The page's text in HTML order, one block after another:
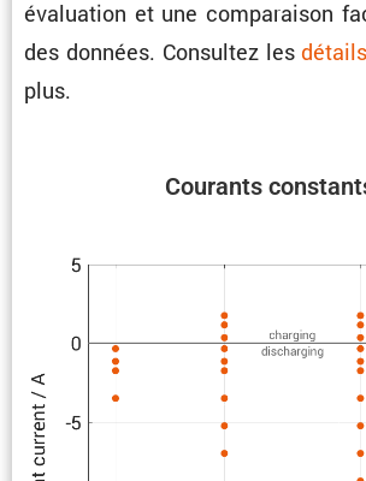
évalua­tion et une compa­raison
des données. Consultez lesdétails
plus.
Courants